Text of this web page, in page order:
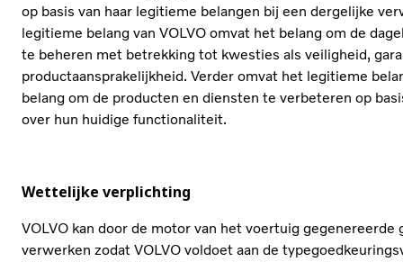
op basis van haar legitieme belangen bij een dergelijke
legitieme belang van VOLVO omvat het belang om de
te beheren met betrekking tot kwesties als veiligheid,
productaansprakelijkheid. Verder omvat het legitieme
belang om de producten en diensten te verbeteren op
over hun huidige functionaliteit.
Wettelijke verplichting
VOLVO kan door de motor van het voertuig gegenereerde
verwerken zodat VOLVO voldoet aan de